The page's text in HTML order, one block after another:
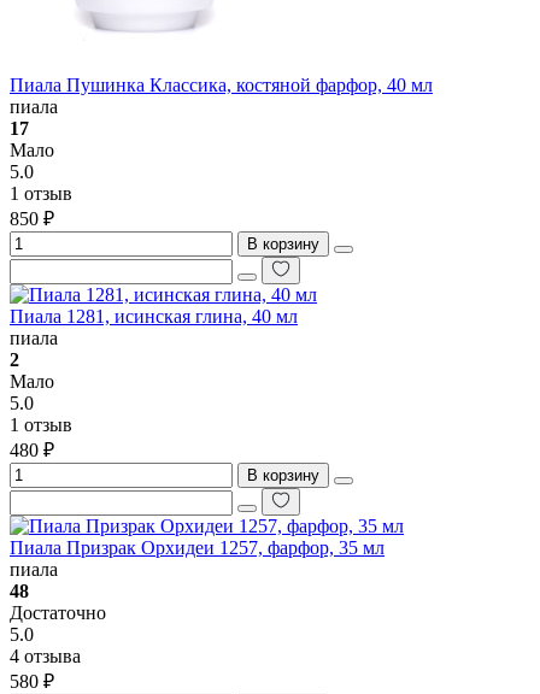
Пиала Пушинка Классика, костяной фарфор, 40 мл
пиала
17
Мало
5.0
1 отзыв
850 ₽
В корзину
Пиала 1281, исинская глина, 40 мл
пиала
2
Мало
5.0
1 отзыв
480 ₽
В корзину
Пиала Призрак Орхидеи 1257, фарфор, 35 мл
пиала
48
Достаточно
5.0
4 отзыва
580 ₽